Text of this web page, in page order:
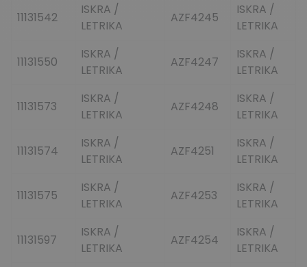
11131542
ISKRA /
LETRIKA
AZF4245
ISKRA /
LETRIKA
11131550
ISKRA /
LETRIKA
AZF4247
ISKRA /
LETRIKA
11131573
ISKRA /
LETRIKA
AZF4248
ISKRA /
LETRIKA
11131574
ISKRA /
LETRIKA
AZF4251
ISKRA /
LETRIKA
11131575
ISKRA /
LETRIKA
AZF4253
ISKRA /
LETRIKA
11131597
ISKRA /
LETRIKA
AZF4254
ISKRA /
LETRIKA